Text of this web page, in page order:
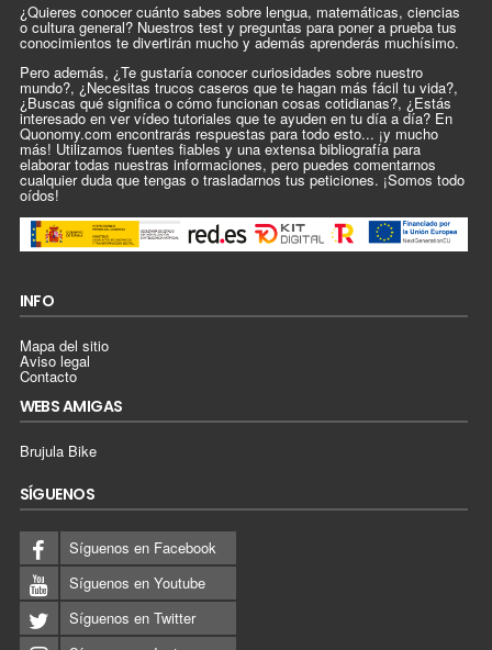
¿Quieres conocer cuánto sabes sobre lengua, matemáticas, ciencias
o cultura general? Nuestros test y preguntas para poner a prueba tus
conocimientos te divertirán mucho y además aprenderás muchísimo.
Pero además, ¿Te gustaría conocer curiosidades sobre nuestro
mundo?, ¿Necesitas trucos caseros que te hagan más fácil tu vida?,
¿Buscas qué significa o cómo funcionan cosas cotidianas?, ¿Estás
interesado en ver vídeo tutoriales que te ayuden en tu día a día? En
Quonomy.com encontrarás respuestas para todo esto... ¡y mucho
más! Utilizamos fuentes fiables y una extensa bibliografía para
elaborar todas nuestras informaciones, pero puedes comentarnos
cualquier duda que tengas o trasladarnos tus peticiones. ¡Somos todo
oídos!
INFO
Mapa del sitio
Aviso legal
Contacto
WEBS AMIGAS
Brujula Bike
SÍGUENOS
Síguenos en Facebook
Síguenos en Youtube
Síguenos en Twitter